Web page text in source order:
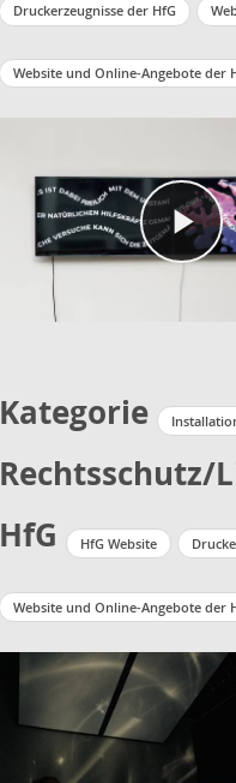
Druckerzeugnisse der HfG
Website und Online-Angebote der
Kategorie
Rechtsschutz/
HfG
HfG Website
Website und Online-Angebote der